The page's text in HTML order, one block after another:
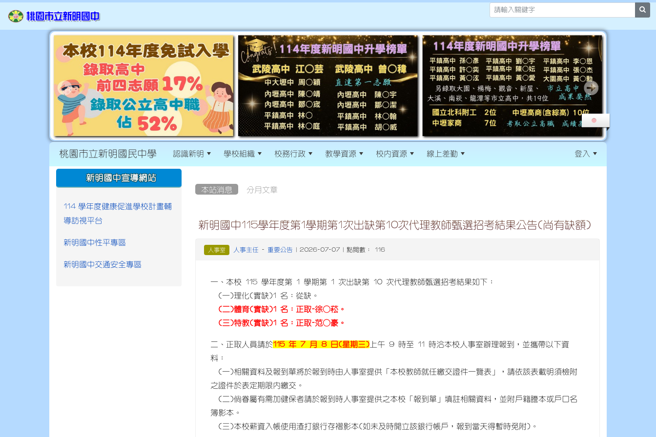
桃園市立新明國民中學 認識新明 學校組織 校務行政 教學資源 校內資源 線上差勤 登入
本站消息 分月文章
新明國中115學年度第1學期第1次出缺第10次代理教師甄選招考結果公告(尚有缺額)
人事室 人事主任 - 重要公告 | 2026-07-07 | 點閱數： 116
一、本校 115 學年度第 1 學期第 1 次出缺第 10 次代理教師甄選招考結果如下：
(一)理化(實缺)1 名：從缺。
(二)體育(實缺)1 名：正取-徐○菘。
(三)特教(實缺)1 名：正取-范○豪。
二、正取人員請於115 年 7 月 8 日(星期三) 上午 9 時至 11 時洽本校人事室辦理報到，並攜帶以下資
料：
(一)相關資料及報到單將於報到時由人事室提供「本校教師就任繳交證件一覽表」，請依該表載明須檢附
之證件於表定期限內繳交。
(二)倘眷屬有需加健保者請於報到時人事室提供之本校「報到單」填註相關資料，並附戶籍謄本或戶口名
簿影本。
(三)本校薪資入帳使用渣打銀行存褶影本(如未及時開立該銀行帳戶，報到當天得暫時免附)。
:::
新明國中宣導網站
114 學年度健康促進學校計畫輔
導訪視平台
新明國中性平專區
新明國中交通安全專區